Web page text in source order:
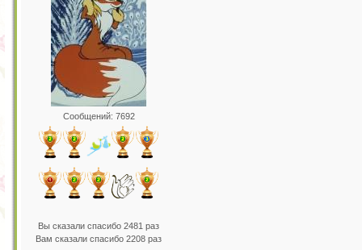
Сообщений: 7692
Вы сказали спасибо 2481 раз
Вам сказали спасибо 2208 раз